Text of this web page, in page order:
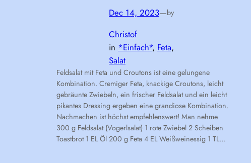
Dec 14, 2023—by
Christof
in *Einfach*, Feta
Salat
Feldsalat mit Feta und Croutons ist eine gelungene
Kombination. Cremiger Feta, knackige Croutons, leicht
gebräunte Zwiebeln, ein frischer Feldsalat und ein leicht
pikantes Dressing ergeben eine grandiose Kombination.
Nachmachen ist höchst empfehlenswert! Man nehme
300 g Feldsalat (Vogerlsalat) 1 rote Zwiebel 2 Scheiben
Toastbrot 1 EL Öl 200 g Feta 4 EL Weißweinessig 1 TL…